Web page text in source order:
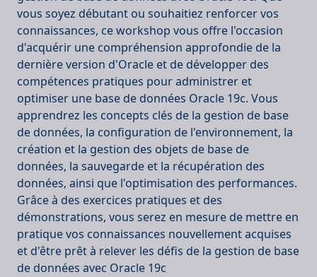
vous soyez débutant ou souhaitiez renforcer vos
connaissances, ce workshop vous offre l'occasion
d'acquérir une compréhension approfondie de la
dernière version d'Oracle et de développer des
compétences pratiques pour administrer et
optimiser une base de données Oracle 19c. Vous
apprendrez les concepts clés de la gestion de base
de données, la configuration de l'environnement, la
création et la gestion des objets de base de
données, la sauvegarde et la récupération des
données, ainsi que l'optimisation des performances.
Grâce à des exercices pratiques et des
démonstrations, vous serez en mesure de mettre en
pratique vos connaissances nouvellement acquises
et d'être prêt à relever les défis de la gestion de base
de données avec Oracle 19c